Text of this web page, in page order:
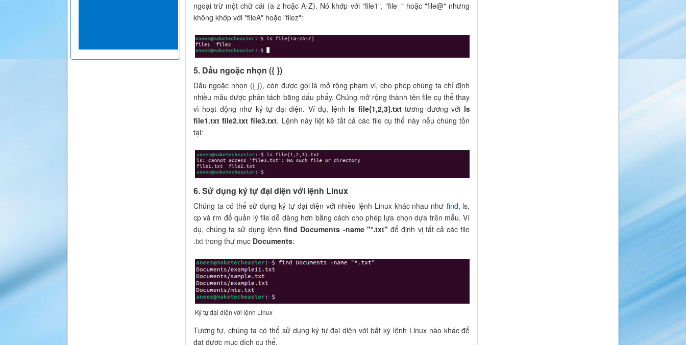
ngoại trừ một chữ cái (a-z hoặc A-Z). Nó khớp với "file1", "file_" hoặc "file@" nhưng
không khớp với "fileA" hoặc "filez":
5. Dấu ngoặc nhọn ({ })
Dấu ngoặc nhọn ({ }), còn được gọi là mở rộng phạm vi, cho phép chúng ta chỉ định
nhiều mẫu được phân tách bằng dấu phẩy. Chúng mở rộng thành tên file cụ thể thay
vì hoạt động như ký tự đại diện. Ví dụ, lệnh ls file{1,2,3}.txttương đương với ls
file1.txt file2.txt file3.txt. Lệnh này liệt kê tất cả các file cụ thể này nếu chúng tồn
tại:
6. Sử dụng ký tự đại diện với lệnh Linux
Chúng ta có thể sử dụng ký tự đại diện với nhiều lệnh Linux khác nhau như find, ls,
cp và rm để quản lý file dễ dàng hơn bằng cách cho phép lựa chọn dựa trên mẫu. Ví
dụ, chúng ta sử dụng lệnhfind Documents -name "*.txt" để định vị tất cả các file
.txt trong thư mục Documents:
Ký tự đại diện với lệnh Linux
Tương tự, chúng ta có thể sử dụng ký tự đại diện với bất kỳ lệnh Linux nào khác để
đạt được mục đích cụ thể.